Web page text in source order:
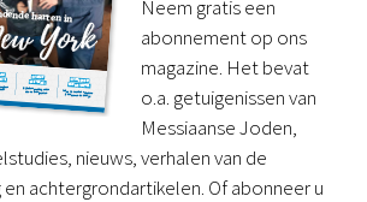
Neem gratis een
abonnement op ons
magazine. Het bevat
o.a. getuigenissen van
Messiaanse Joden,
nieuws, verhalen van de
achtergrondartikelen. Of abonneer u